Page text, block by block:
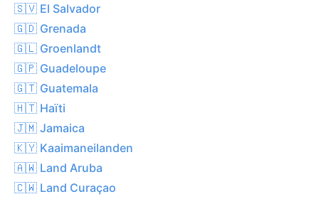
🇸🇻 El Salvador
🇬🇩 Grenada
🇬🇱 Groenlandt
🇬🇵 Guadeloupe
🇬🇹 Guatemala
🇭🇹 Haïti
🇯🇲 Jamaica
🇰🇾 Kaaimaneilanden
🇦🇼 Land Aruba
🇨🇼 Land Curaçao